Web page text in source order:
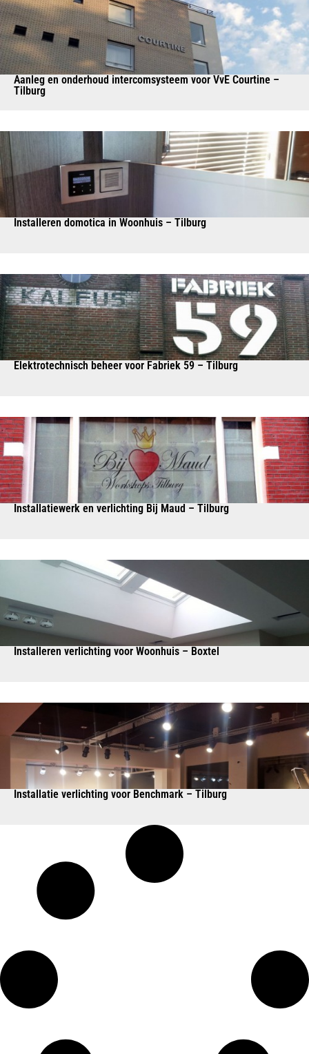
Aanleg en onderhoud intercomsysteem voor VvE Courtine –
Tilburg
Installeren domotica in Woonhuis – Tilburg
Elektrotechnisch beheer voor Fabriek 59 – Tilburg
Installatiewerk en verlichting Bij Maud – Tilburg
Installeren verlichting voor Woonhuis – Boxtel
Installatie verlichting voor Benchmark – Tilburg